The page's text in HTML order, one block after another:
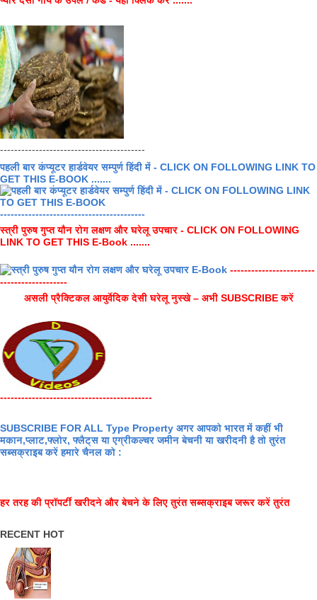
-----------------------------------------
पहली बार कंप्यूटर हार्डवेयर सम्पुर्ण हिंदी में - CLICK ON FOLLOWING LINK TO
GET THIS E-BOOK .......
-----------------------------------------
स्त्री पुरुष गुप्त यौन रोग लक्षण और घरेलू उपचार - CLICK ON FOLLOWING
LINK TO GET THIS E-Book .......
------------------------
-------------------
असली प्रैक्टिकल आयुर्वेदिक देसी घरेलू नुस्खे – अभी SUBSCRIBE करें
-------------------------------------------
SUBSCRIBE FOR ALL Type Property अगर आपको भारत में कहीं भी
मकान,प्लाट,फ्लोर, फ्लैट्स या एग्रीकल्चर जमीन बेचनी या खरीदनी है तो तुरंत
सब्सक्राइब करें हमारे चैनल को :
हर तरह की प्रॉपर्टी खरीदने और बेचने के लिए तुरंत सब्सक्राइब जरूर करें तुरंत
RECENT HOT